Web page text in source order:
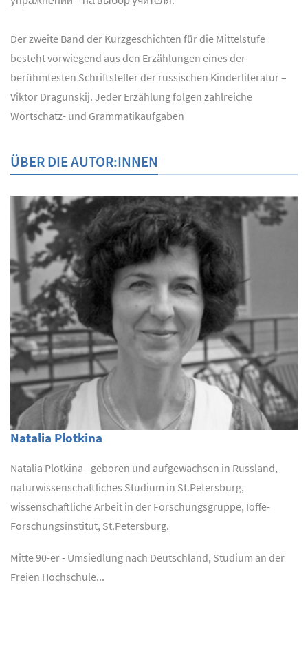
Der zweite Band der Kurzgeschichten für die Mittelstufe
besteht vorwiegend aus den Erzählungen eines der
berühmtesten Schriftsteller der russischen Kinderliteratur –
Viktor Dragunskij. Jeder Erzählung folgen zahlreiche
Wortschatz- und Grammatikaufgaben
ÜBER DIE AUTOR:INNEN
Natalia Plotkina
Natalia Plotkina - geboren und aufgewachsen in Russland,
naturwissenschaftliches Studium in St.Petersburg,
wissenschaftliche Arbeit in der Forschungsgruppe, Ioffe-
Forschungsinstitut, St.Petersburg.
Mitte 90-er - Umsiedlung nach Deutschland, Studium an der
Freien Hochschule...